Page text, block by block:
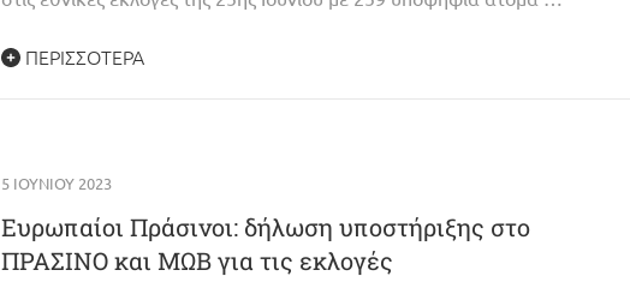
ΠΕΡΙΣΣΌΤΕΡΑ
5 ΙΟΥΝΊΟΥ 2023
Ευρωπαίοι Πράσινοι: δήλωση υποστήριξης στο
ΠΡΑΣΙΝΟ και ΜΩΒ για τις εκλογές